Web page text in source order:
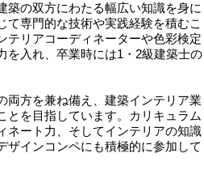
築の双方にわたる幅広い知識を身に
専門的な技術や実践経験を積むこ
テリアコーディネーターや色彩検定
を入れ、卒業時には1・2級建築士の
方を兼ね備え、建築インテリア業
とを目指しています。カリキュラム
ネート力、そしてインテリアの知識
ザインコンペにも積極的に参加して